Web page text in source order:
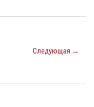
Следующая →